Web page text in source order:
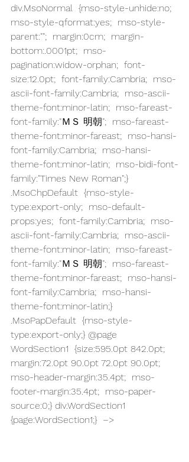
div.MsoNormal  {mso-style-unhide:no;
mso-style-qformat:yes;  mso-style-
parent:"";  margin:0cm;  margin-
bottom:.0001pt;  mso-
pagination:widow-orphan;  font-
size:12.0pt;  font-family:Cambria;  mso-
ascii-font-family:Cambria;  mso-ascii-
theme-font:minor-latin;  mso-fareast-
font-family:"ＭＳ 明朝";  mso-fareast-
theme-font:minor-fareast;  mso-hansi-
font-family:Cambria;  mso-hansi-
theme-font:minor-latin;  mso-bidi-font-
family:"Times New Roman";}
.MsoChpDefault  {mso-style-
type:export-only;  mso-default-
props:yes;  font-family:Cambria;  mso-
ascii-font-family:Cambria;  mso-ascii-
theme-font:minor-latin;  mso-fareast-
font-family:"ＭＳ 明朝";  mso-fareast-
theme-font:minor-fareast;  mso-hansi-
font-family:Cambria;  mso-hansi-
theme-font:minor-latin;}
.MsoPapDefault  {mso-style-
type:export-only;} @page
WordSection1  {size:595.0pt 842.0pt;
margin:72.0pt 90.0pt 72.0pt 90.0pt;
mso-header-margin:35.4pt;  mso-
footer-margin:35.4pt;  mso-paper-
source:0;} div.WordSection1
{page:WordSection1;}  –>